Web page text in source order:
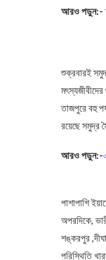
আরও পড়ুন:-
শুক্রবারই
তাজপুরে বহু
রয়েছে সমুদ্র
আরও পড়ুন:-
পাশাপাশি
অপরদিকে,
শঙ্করপুর
পরিস্থিতি